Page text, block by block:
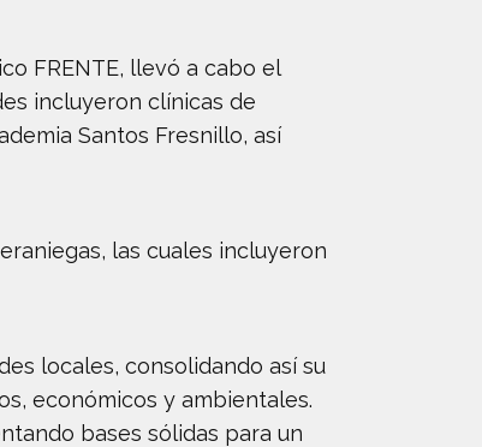
FRENTE, llevó a cabo el
incluyeron clínicas de
Santos Fresnillo, así
las cuales incluyeron
locales, consolidando así su
económicos y ambientales.
bases sólidas para un